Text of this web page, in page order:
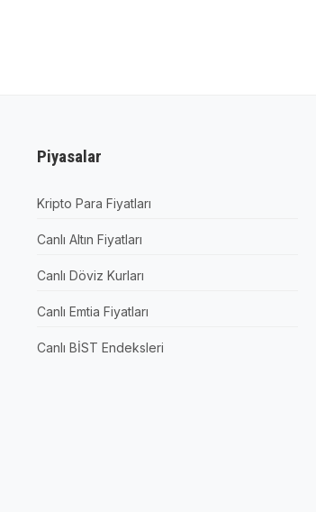
Piyasalar
Kripto Para Fiyatları
Canlı Altın Fiyatları
Canlı Döviz Kurları
Canlı Emtia Fiyatları
Canlı BİST Endeksleri